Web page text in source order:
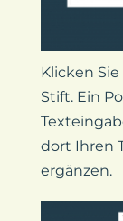
Klicken
Stift. Ein
dort Ihren
ergänzen.